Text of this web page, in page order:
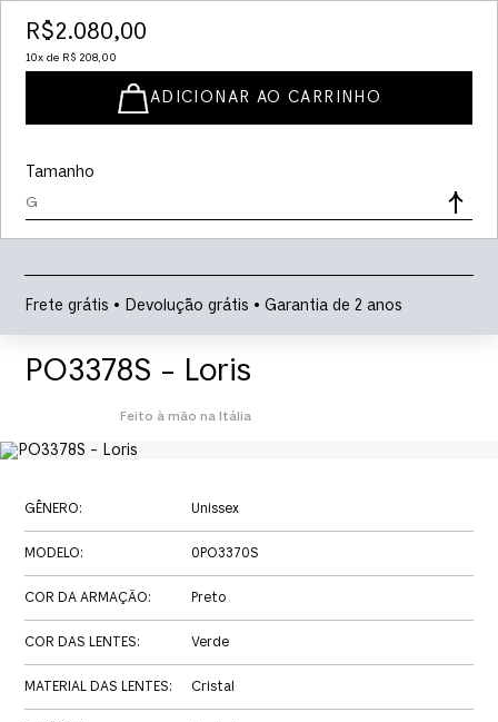
Tamanho
G
R$2.080,00
10x de R$ 208,00
ADICIONAR AO CARRINHO
Frete grátis • Devolução grátis • Garantia de 2 anos
PO3378S - Loris
Feito à mão na Itália
GÊNERO: Unissex
MODELO: 0PO3370S
COR DA ARMAÇÃO: Preto
COR DAS LENTES: Verde
MATERIAL DAS LENTES: Cristal